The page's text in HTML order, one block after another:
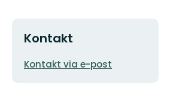
Kontakt
E-
Kontakt via e-post